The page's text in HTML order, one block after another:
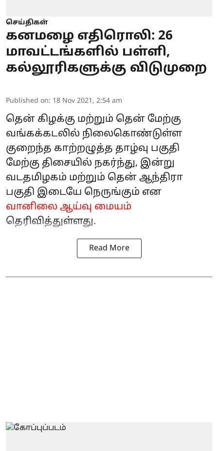
செய்திகள்
கனமழை எதிரொலி: 26
மாவட்டங்களில் பள்ளி,
கல்லூரிகளுக்கு விடுமுறை
Published on: 18 Nov 2021, 2:54 am
தென் கிழக்கு மற்றும் தென் மேற்கு
வங்கக்கடலில் நிலைகொண்டுள்ள
குறைந்த காற்றழுத்த தாழ்வு பகுதி
மேற்கு திசையில் நகர்ந்து, இன்று
வடதமிழகம் மற்றும் தென் ஆந்திரா
பகுதி இடையே நெருங்கும் என
வானிலை ஆய்வு மையம்
தெரிவித்துள்ளது.
Read More